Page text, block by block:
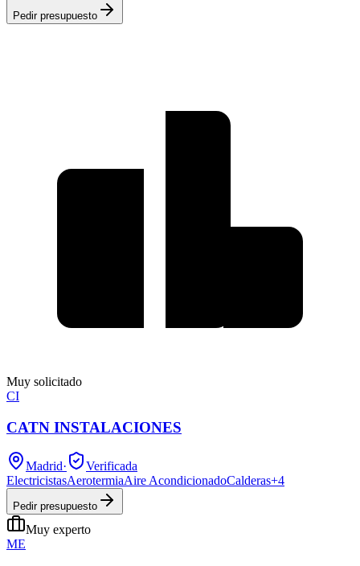
Pedir presupuesto
Muy solicitado
CI
CATN INSTALACIONES
Madrid·
Verificada
ElectricistasAerotermiaAire AcondicionadoCalderas+4
Pedir presupuesto
Muy experto
ME